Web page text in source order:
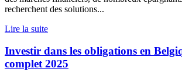
recherchent des solutions...
Lire la suite
Investir dans les obligations en
complet 2025